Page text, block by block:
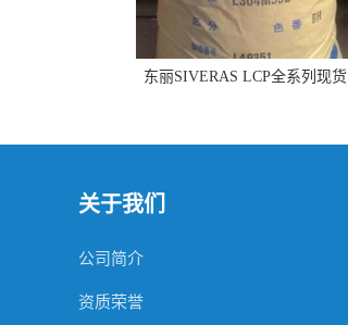
东丽SIVERAS LCP全系列现货
关于我们
公司简介
资质荣誉